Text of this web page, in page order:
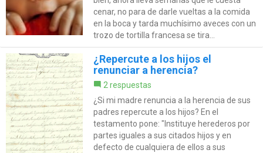
cenar, no para de darle vueltas a la comida
en la boca y tarda muchísimo aveces con un
trozo de tortilla francesa se tira...
¿Repercute a los hijos el
renunciar a herencia?
2 respuestas
¿Si mi madre renuncia a la herencia de sus
padres repercute a los hijos? En el
testamento pone: "Instituye herederos por
partes iguales a sus citados hijos y en
defecto de cualquiera de ellos a sus